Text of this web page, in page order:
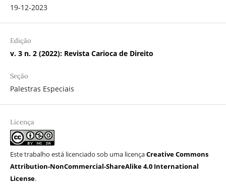
19-12-2023
Edição
v. 3 n. 2 (2022): Revista Carioca de Direito
Seção
Palestras Especiais
Licença
Este trabalho está licenciado sob uma licençaCreative Commons
Attribution-NonCommercial-ShareAlike 4.0 International
License.